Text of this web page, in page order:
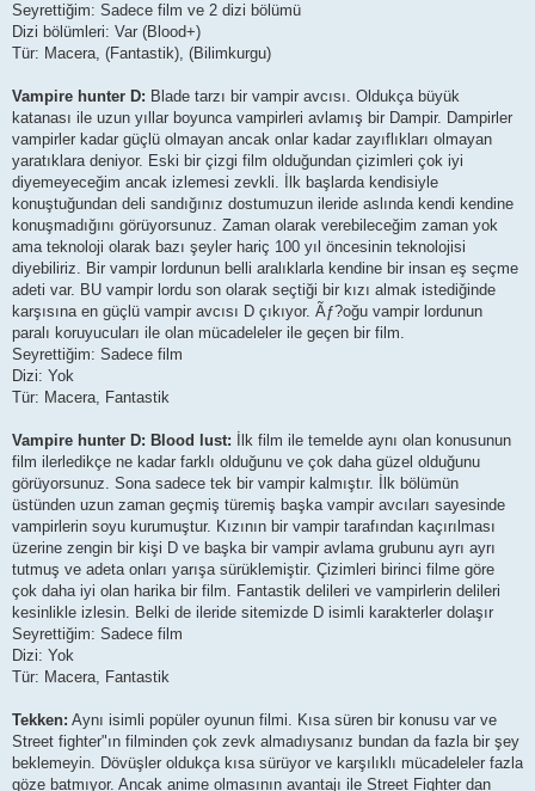
Seyrettiğim: Sadece film ve 2 dizi bölümü
Dizi bölümleri: Var (Blood+)
Tür: Macera, (Fantastik), (Bilimkurgu)
Vampire hunter D: Blade tarzı bir vampir avcısı. Oldukça büyük
katanası ile uzun yıllar boyunca vampirleri avlamış bir Dampir. Dampirler
vampirler kadar güçlü olmayan ancak onlar kadar zayıflıkları olmayan
yaratıklara deniyor. Eski bir çizgi film olduğundan çizimleri çok iyi
diyemeyeceğim ancak izlemesi zevkli. İlk başlarda kendisiyle
konuştuğundan deli sandığınız dostumuzun ileride aslında kendi kendine
konuşmadığını görüyorsunuz. Zaman olarak verebileceğim zaman yok
ama teknoloji olarak bazı şeyler hariç 100 yıl öncesinin teknolojisi
diyebiliriz. Bir vampir lordunun belli aralıklarla kendine bir insan eş seçme
adeti var. BU vampir lordu son olarak seçtiği bir kızı almak istediğinde
karşısına en güçlü vampir avcısı D çıkıyor. Ãƒ?oğu vampir lordunun
paralı koruyucuları ile olan mücadeleler ile geçen bir film.
Seyrettiğim: Sadece film
Dizi: Yok
Tür: Macera, Fantastik
Vampire hunter D: Blood lust: İlk film ile temelde aynı olan konusunun
film ilerledikçe ne kadar farklı olduğunu ve çok daha güzel olduğunu
görüyorsunuz. Sona sadece tek bir vampir kalmıştır. İlk bölümün
üstünden uzun zaman geçmiş türemiş başka vampir avcıları sayesinde
vampirlerin soyu kurumuştur. Kızının bir vampir tarafından kaçırılması
üzerine zengin bir kişi D ve başka bir vampir avlama grubunu ayrı ayrı
tutmuş ve adeta onları yarışa sürüklemiştir. Çizimleri birinci filme göre
çok daha iyi olan harika bir film. Fantastik delileri ve vampirlerin delileri
kesinlikle izlesin. Belki de ileride sitemizde D isimli karakterler dolaşır
Seyrettiğim: Sadece film
Dizi: Yok
Tür: Macera, Fantastik
Tekken: Aynı isimli popüler oyunun filmi. Kısa süren bir konusu var ve
Street fighter"ın filminden çok zevk almadıysanız bundan da fazla bir şey
beklemeyin. Dövüşler oldukça kısa sürüyor ve karşılıklı mücadeleler fazla
göze batmıyor. Ancak anime olmasının avantajı ile Street Fighter dan